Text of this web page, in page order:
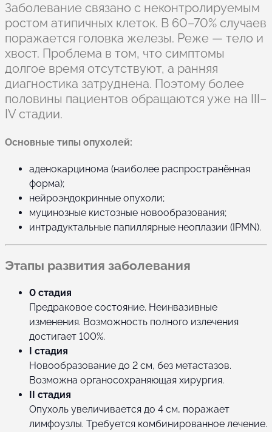
Заболевание связано с неконтролируемым
ростом атипичных клеток. В 60–70% случаев
поражается головка железы. Реже — тело и
хвост. Проблема в том, что симптомы
долгое время отсутствуют, а ранняя
диагностика затруднена. Поэтому более
половины пациентов обращаются уже на III–
IV стадии.
Основные типы опухолей:
аденокарцинома (наиболее распространённая
форма);
нейроэндокринные опухоли;
муцинозные кистозные новообразования;
интрадуктальные папиллярные неоплазии (IPMN).
Этапы развития заболевания
0 стадия
Предраковое состояние. Неинвазивные
изменения. Возможность полного излечения
достигает 100%.
I стадия
Новообразование до 2 см, без метастазов.
Возможна органосохраняющая хирургия.
II стадия
Опухоль увеличивается до 4 см, поражает
лимфоузлы. Требуется комбинированное лечение.